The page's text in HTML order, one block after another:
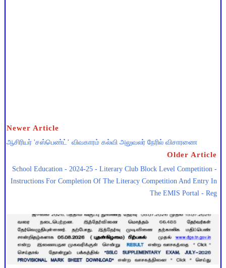
Newer Article
ஆசிரியர் 'சஸ்பெண்ட்’ விவகாரம் கல்வி அலுவலர் நேரில் விசாரணை
Older Article
School Education - 2024-25 - Literary Club Block Level Competition -
Instructions For Completion Of The Literacy Competition And Entry In
The EMIS Portal - Reg